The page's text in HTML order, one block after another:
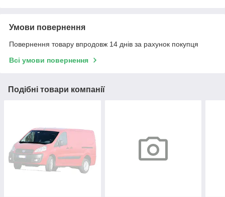
Умови повернення
Повернення товару впродовж 14 днів за рахунок покупця
Всі умови повернення
Подібні товари компанії